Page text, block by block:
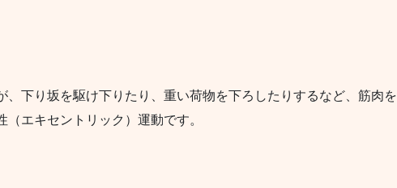
、下り坂を駆け下りたり、重い荷物を下ろしたりするなど、筋肉を
エキセントリック）運動です。